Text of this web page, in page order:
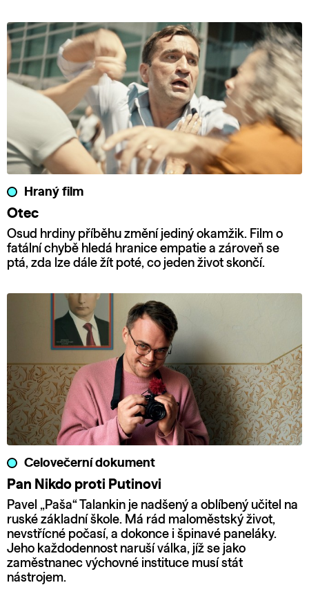
Hraný film
Otec
Osud hrdiny příběhu změní jediný okamžik. Film o
fatální chybě hledá hranice empatie a zároveň se
ptá, zda lze dále žít poté, co jeden život skončí.
Celovečerní dokument
Pan Nikdo proti Putinovi
Pavel „Paša“ Talankin je nadšený a oblíbený učitel na
ruské základní škole. Má rád maloměstský život,
nevstřícné počasí, a dokonce i špinavé paneláky.
Jeho každodennost naruší válka, jíž se jako
zaměstnanec výchovné instituce musí stát
nástrojem.